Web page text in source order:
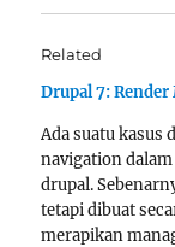
Related
Drupal 7:
Ada suatu kasus
navigation
drupal.
tetapi dibuat
merapikan